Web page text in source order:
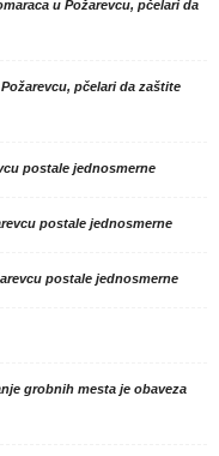
u Požarevcu, pčelari da
pčelari da zaštite
postale jednosmerne
postale jednosmerne
postale jednosmerne
grobnih mesta je obaveza